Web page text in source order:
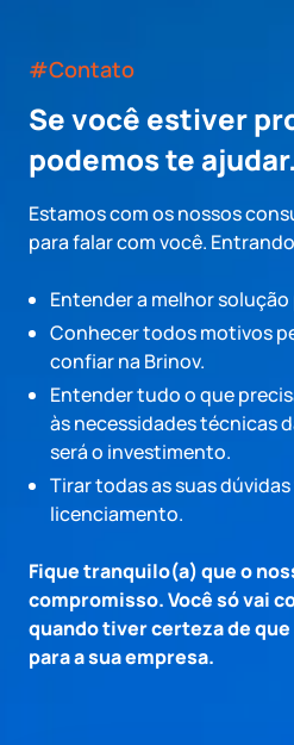
#Contato
Se você estiver
podemos te ajudar.
Estamos com os nossos
para falar com você.
Entender a melhor
Conhecer todos motivos
confiar na Brinov.
Entender tudo o que
às necessidades técnicas
será o investimento.
Tirar todas as suas
licenciamento.
Fique tranquilo(a) que o
compromisso. Você só vai
quando tiver certeza de
para a sua empresa.